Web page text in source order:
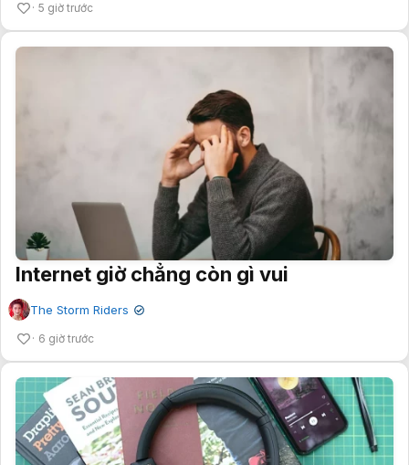
5 giờ trước
Internet giờ chẳng còn gì vui
The Storm Riders ✔
6 giờ trước